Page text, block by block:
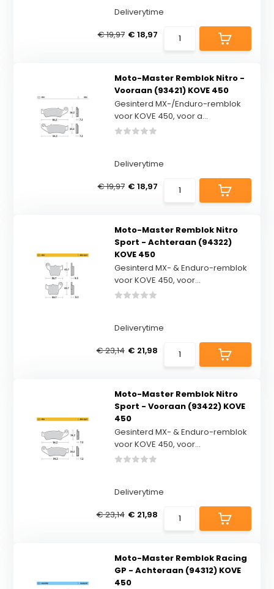
Deliverytime
€ 19,97 € 18,97
Moto-Master Remblok Nitro -
Vooraan (93421) KOVE 450
Gesinterd MX-/Enduro-remblok
voor KOVE 450, voor a...
Deliverytime
€ 19,97 € 18,97
Moto-Master Remblok Nitro
Sport - Achteraan (94322)
KOVE 450
Gesinterd MX- & Enduro-remblok
voor KOVE 450, voor...
Deliverytime
€ 23,14 € 21,98
Moto-Master Remblok Nitro
Sport - Vooraan (93422) KOVE
450
Gesinterd MX- & Enduro-remblok
voor KOVE 450, voor...
Deliverytime
€ 23,14 € 21,98
Moto-Master Remblok Racing
GP - Achteraan (94312) KOVE
450